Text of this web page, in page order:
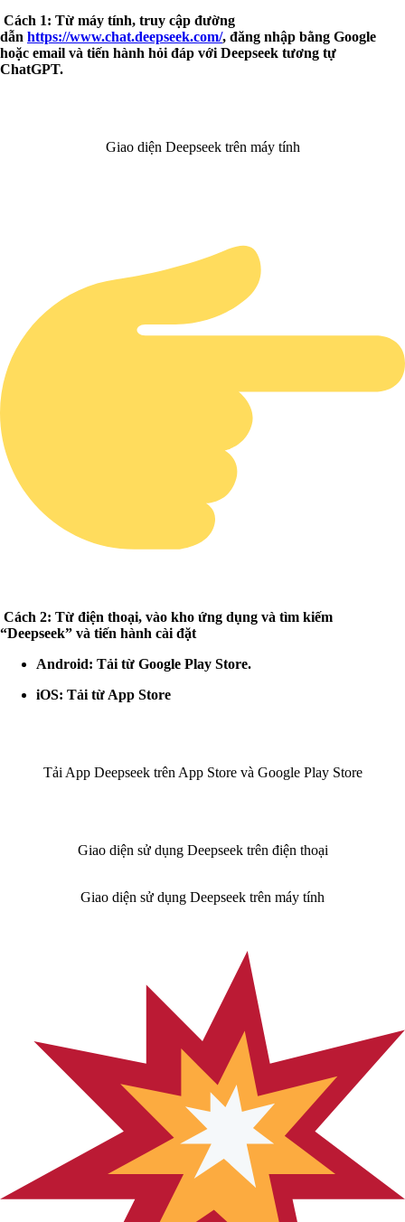
Cách 1: Từ máy tính, truy cập đường
dẫn https://www.chat.deepseek.com/, đăng nhập bằng Google
hoặc email và tiến hành hỏi đáp với Deepseek tương tự
ChatGPT.
Giao diện Deepseek trên máy tính
Cách 2: Từ điện thoại, vào kho ứng dụng và tìm kiếm
“Deepseek” và tiến hành cài đặt
Android: Tải từ Google Play Store.
iOS: Tải từ App Store
Tải App Deepseek trên App Store và Google Play Store
Giao diện sử dụng Deepseek trên điện thoại
Giao diện sử dụng Deepseek trên máy tính